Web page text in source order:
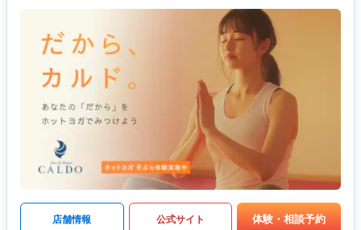
店舗情報 公式サイト 体験・相談予約